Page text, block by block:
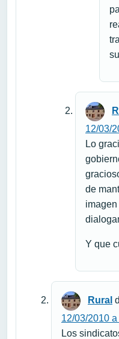
12/03/
Lo
de
Y que
Rural
12/03/2010
Los